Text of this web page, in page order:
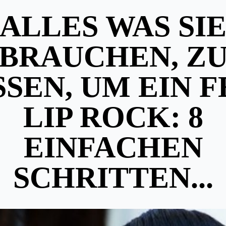
ALLES WAS SIE
UM EIN
LIP ROCK: 8
EINFACHEN
SCHRITTEN...